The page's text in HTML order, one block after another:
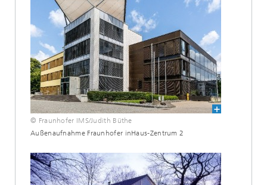
© Fraunhofer IMS/Judith Büthe
Außenaufnahme Fraunhofer inHaus-Zentrum 2